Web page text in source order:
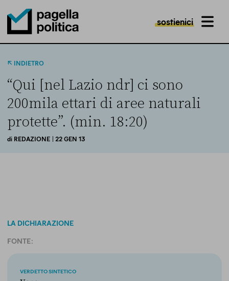
Pagella Politica Logo
sostienici MENU
INDIETRO
“Qui [nel Lazio ndr] ci sono
200mila ettari di aree naturali
protette”. (min. 18:20)
di REDAZIONE | 22 GEN 13
LA DICHIARAZIONE
FONTE:
VERDETTO SINTETICO